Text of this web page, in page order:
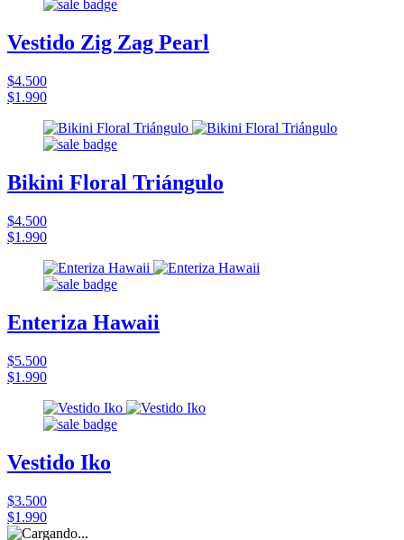
Vestido Zig Zag Pearl
$4.500
$1.990
Bikini Floral Triángulo
$4.500
$1.990
Enteriza Hawaii
$5.500
$1.990
Vestido Iko
$3.500
$1.990